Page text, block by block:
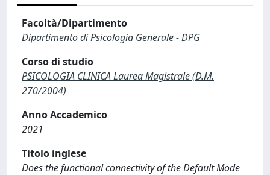
Facoltà/Dipartimento
Dipartimento di Psicologia Generale - DPG
Corso di studio
PSICOLOGIA CLINICA Laurea Magistrale (D.M.
270/2004)
Anno Accademico
2021
Titolo inglese
Does the functional connectivity of the Default Mode